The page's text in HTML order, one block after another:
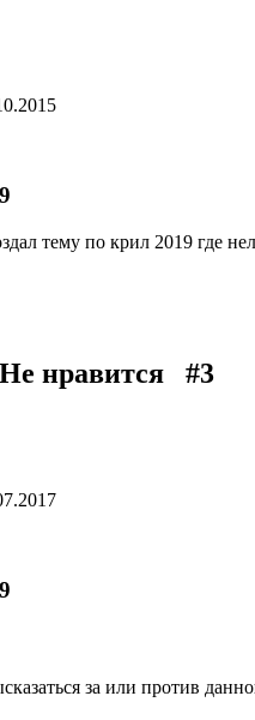
тему по крил 2019 где
#3
за или против